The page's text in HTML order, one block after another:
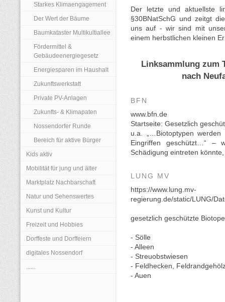
Starkes Klimaengagement
Der Wert der Bäume
Baumkataster Multikultiallee
Fördermittel &
Gebäudeenergiegesetz
Energiesparen im Haushalt
Zukunftswerkstatt
Private PV-Anlagen
Zukunfts- & Klimapaten
Nossendorfer Runde
Bereich für aktive Bürger
Kids aktiv
Mobilität für jung und älter
Marktplatz Nachbarschaft
Natur und Sehenswertes
Kunst und Kultur
Freizeit und Hobbies
Dorffeste und Dorffeiern
digitales Nossendorf
......
Der letzte und aktuellste
§30BNatSchG und zeitgt
uns auf - wir sind mit
einem herbstlichen kleinen
Linksammlung zum
nach
BFN
www.bfn.de
Startseite: Gesetzlich
u.a. „…Biotoptypen
Eingriffen geschützt…“ –
Schädigung eintreten
LUNG MV
https://www.lung.mv-
regierung.de/static/LUNG/
gesetzlich geschützte
- Sölle
- Alleen
- Streuobstwiesen
- Feldhecken,
- Auen